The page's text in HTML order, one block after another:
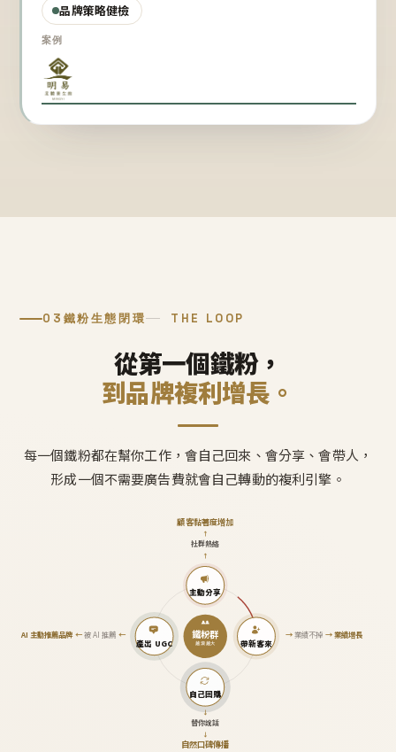
品牌策略健檢
案例
03 鐵粉生態閉環 THE LOOP
從第一個鐵粉，
到品牌複利增長。
每一個鐵粉都在幫你工作，會自己回來、會分享、會帶人，
形成一個不需要廣告費就會自己轉動的複利引擎。
鐵粉群
越滾越大
主動分享
↑
社群熱絡
↑
顧客黏著度增加
帶新客來
→業績不掉 →業績增長
自己回購
↓
替你說話
↓
自然口碑傳播
產出 UGC
AI 主動推薦品牌←被 AI 推薦 ←